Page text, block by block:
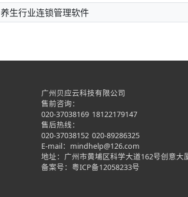
养生行业连锁管理软件
广州贝应云科技有限公司
售前咨询：
020-37038169 18122179147
售后热线：
020-37038152 020-89286325
E-mail：mindhelp@126.com
地址：广州市黄埔区科学大道162号创意大
备案号： 粤ICP备12058233号